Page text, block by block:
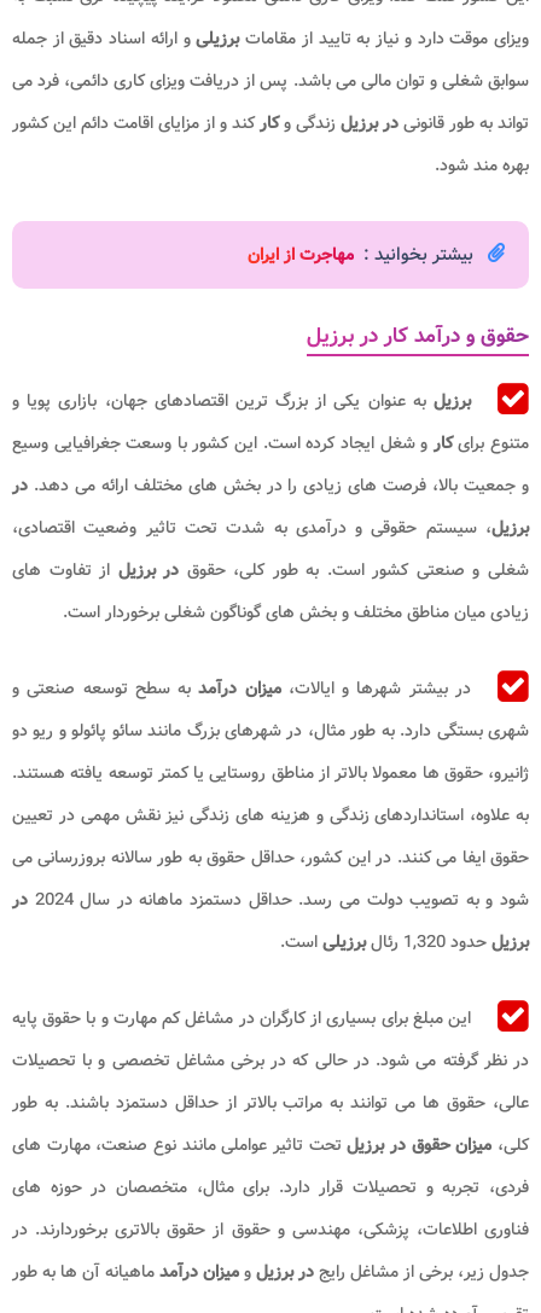
ویزای موقت دارد و نیاز به تایید از مقاماتبرزیلیو ارائه اسناد دقیق از جمله
سوابق شغلی و توان مالی می باشد. پس از دریافت ویزای کاری دائمی، فرد می
تواند به طور قانونیدر برزیل زندگی وکارکند و از مزایای اقامت دائم این کشور
بهره مند شود.
بیشتر بخوانید : مهاجرت از ایران
حقوق و درآمد کار در برزیل
برزیل به عنوان یکی از بزرگ ترین اقتصادهای جهان، بازاری پویا و
متنوع برایکارو شغل ایجاد کرده است. این کشور با وسعت جغرافیایی وسیع
و جمعیت بالا، فرصت های زیادی را در بخش های مختلف ارائه می دهد. در
برزیل، سیستم حقوقی و درآمدی به شدت تحت تاثیر وضعیت اقتصادی،
شغلی و صنعتی کشور است. به طور کلی، حقوق در برزیل از تفاوت های
زیادی میان مناطق مختلف و بخش های گوناگون شغلی برخوردار است.
در بیشتر شهرها و ایالات،میزان درآمدبه سطح توسعه صنعتی و
شهری بستگی دارد. به طور مثال، در شهرهای بزرگ مانند سائو پائولو و ریو دو
ژانیرو، حقوق ها معمولا بالاتر از مناطق روستایی یا کمتر توسعه یافته هستند.
به علاوه، استانداردهای زندگی و هزینه های زندگی نیز نقش مهمی در تعیین
حقوق ایفا می کنند. در این کشور، حداقل حقوق به طور سالانه بروزرسانی می
شود و به تصویب دولت می رسد. حداقل دستمزد ماهانه در سال 2024
در
برزیلحدود 1,320 رئال برزیلیاست.
این مبلغ برای بسیاری از کارگران در مشاغل کم مهارت و با حقوق پایه
در نظر گرفته می شود. در حالی که در برخی مشاغل تخصصی و با تحصیلات
عالی، حقوق ها می توانند به مراتب بالاتر از حداقل دستمزد باشند. به طور
کلی، میزان حقوق در برزیلتحت تاثیر عواملی مانند نوع صنعت، مهارت های
فردی، تجربه و تحصیلات قرار دارد. برای مثال، متخصصان در حوزه های
فناوری اطلاعات، پزشکی، مهندسی و حقوق از حقوق بالاتری برخوردارند. در
جدول زیر، برخی از مشاغل رایجدر برزیلومیزان درآمدماهیانه آن ها به طور